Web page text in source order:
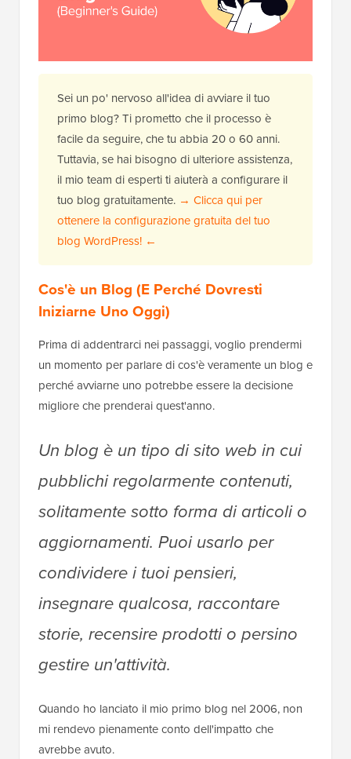
Sei un po' nervoso all'idea di avviare il tuo
primo blog? Ti prometto che il processo è
facile da seguire, che tu abbia 20 o 60 anni.
Tuttavia, se hai bisogno di ulteriore assistenza,
il mio team di esperti ti aiuterà a configurare il
tuo blog gratuitamente. → Clicca qui per
ottenere la configurazione gratuita del tuo
blog WordPress! ←
Cos'è un Blog (E Perché Dovresti
Iniziarne Uno Oggi)
Prima di addentrarci nei passaggi, voglio prendermi
un momento per parlare di cos'è veramente un blog e
perché avviarne uno potrebbe essere la decisione
migliore che prenderai quest'anno.
Un blog è un tipo di sito web in cui
pubblichi regolarmente contenuti,
solitamente sotto forma di articoli o
aggiornamenti. Puoi usarlo per
condividere i tuoi pensieri,
insegnare qualcosa, raccontare
storie, recensire prodotti o persino
gestire un'attività.
Quando ho lanciato il mio primo blog nel 2006, non
mi rendevo pienamente conto dell'impatto che
avrebbe avuto.